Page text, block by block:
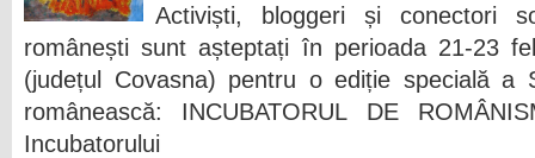
Activiști, bloggeri și conectori
românești sunt așteptați în perioada 21-23
(județul Covasna) pentru o ediție specială a
românească: INCUBATORUL DE
Incubatorului